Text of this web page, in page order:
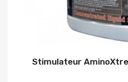
Stimulateur